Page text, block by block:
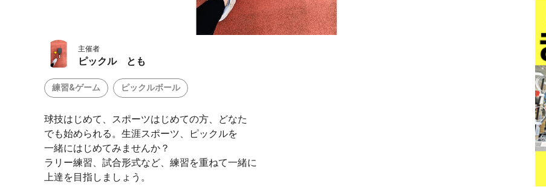
主催者
ピックル とも
練習&ゲーム ピックルボール
球技はじめて、スポーツはじめての方、どなた
でも始められる。生涯スポーツ、ピックルを
一緒にはじめてみませんか？
ラリー練習、試合形式など、練習を重ねて一緒に
上達を目指しましょう。